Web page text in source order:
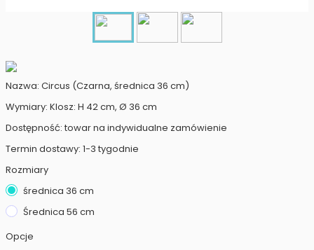
Nazwa: Circus (Czarna, średnica 36 cm)
Wymiary: Klosz: H 42 cm, Ø 36 cm
Dostępność: towar na indywidualne zamówienie
Termin dostawy: 1-3 tygodnie
Rozmiary
średnica 36 cm
Średnica 56 cm
Opcje